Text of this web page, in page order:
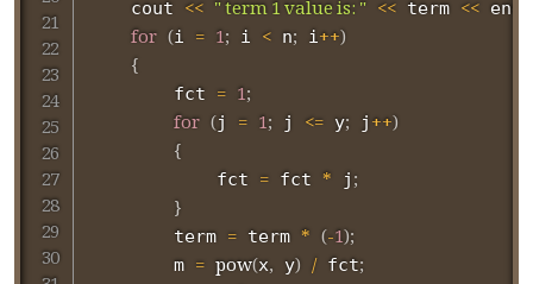
    cout
<< " term 1 value is: " << term << endl
for (i = 1; i < n; i++)
{
        fct
= 1;
for (j = 1; j <= y; j ++)
{
            fct
= fct * j;
}
        term
= term * (-1);
        m
= pow(x, y) / fct;